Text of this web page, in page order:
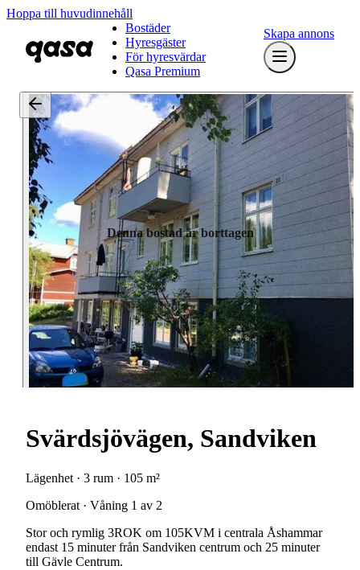
Hoppa till huvudinnehåll
Bostäder
Hyresgäster
För hyresvärdar
Qasa Premium
Skapa annons
Denna bostad är borttagen
Svärdsjövägen, Sandviken
Lägenhet · 3 rum · 105 m²
Omöblerat · Våning 1 av 2
Stor och rymlig 3ROK om 105KVM i centrala Åshammar
endast 15 minuter från Sandviken centrum och 25 minuter
till Gävle Centrum.